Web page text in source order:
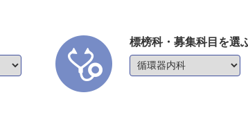
標榜科・募集科目を選